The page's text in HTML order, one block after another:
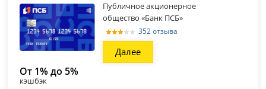
Публичное акционерное
общество «Банк ПСБ»
352 отзыва
Далее
От 1% до 5%
кэшбэк